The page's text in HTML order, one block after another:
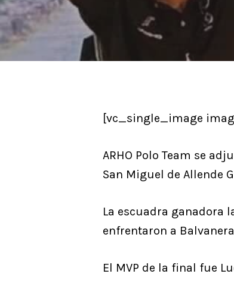
Hit enter to search or ESC to
[vc_single_image
ARHO Polo Team se
San Miguel de Allende
La escuadra ganadora
enfrentaron a
El MVP de la final fue